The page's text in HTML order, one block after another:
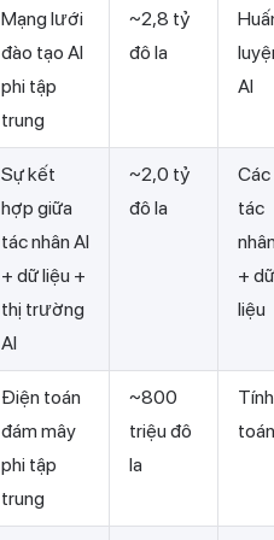
Mạng lưới
đào tạo AI
phi tập
trung
~2,8 tỷ
đô la
AI
Sự kết
hợp giữa
tác nhân AI
+ dữ liệu +
thị trường
AI
~2,0 tỷ
đô la
Các
tác
+ dữ
liệu
Điện toán
đám mây
phi tập
trung
~800
triệu đô
la
Tính
toán